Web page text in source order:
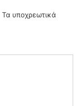
Τα υποχρεωτικά